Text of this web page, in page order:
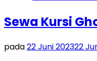
Sewa Kursi
pada22 Juni 202322